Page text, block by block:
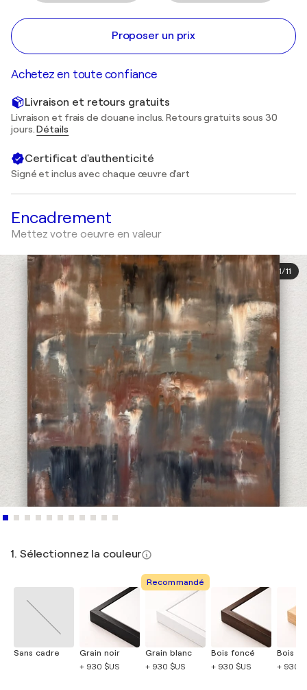
Proposer un prix
Achetez en toute confiance
Livraison et retours gratuits
Livraison et frais de douane inclus. Retours gratuits sous 30
jours.Détails
Certificat d'authenticité
Signé et inclus avec chaque œuvre d'art
Encadrement
Mettez votre oeuvre en valeur
1/11
1. Sélectionnez la couleur
Sans cadre
Grain noir
+ 930 $US
Recommandé
Grain blanc
+ 930 $US
Bois foncé
+ 930 $US
Bois
+ 930